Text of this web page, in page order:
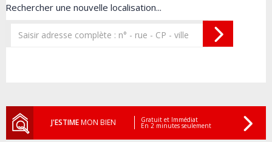
Rechercher une nouvelle localisation...
J'ESTIMEMON BIEN Gratuit et Immédiat
En 2 minutes seulement